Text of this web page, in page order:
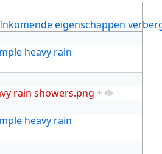
Inkomende eigenschappen
heavy rain
rain showers.png +
heavy rain